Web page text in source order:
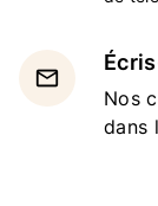
email
Nos
dans